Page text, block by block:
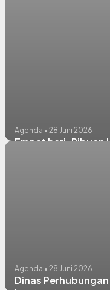
Agenda • 28 Juni 2026
Empat hari. Ribuan
Agenda • 28 Juni 2026
Dinas